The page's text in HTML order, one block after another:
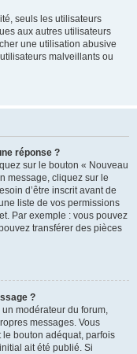
seuls les utilisateurs
aux autres utilisateurs
une utilisation abusive
malveillants ou
réponse ?
sur le bouton « Nouveau
message, cliquez sur le
d’être inscrit avant de
liste de vos permissions
Par exemple : vous pouvez
transférer des pièces
?
modérateur du forum,
messages. Vous
bouton adéquat, parfois
ait été publié. Si